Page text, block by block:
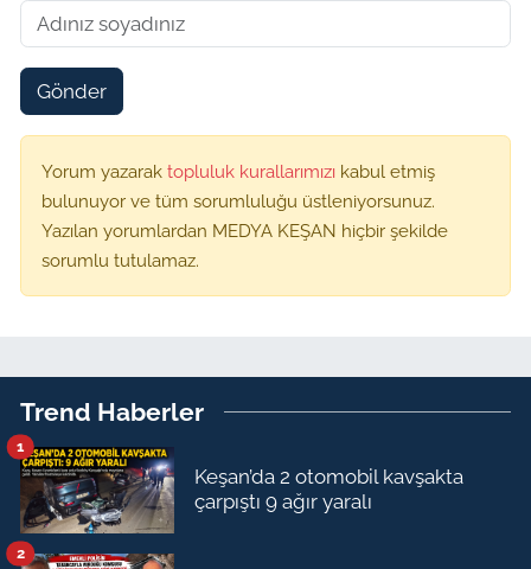
Gönder
Yorum yazarak topluluk kurallarımızı kabul etmiş
bulunuyor ve tüm sorumluluğu üstleniyorsunuz.
Yazılan yorumlardan MEDYA KEŞAN hiçbir şekilde
sorumlu tutulamaz.
Trend Haberler
Keşan’da 2 otomobil kavşakta
çarpıştı 9 ağır yaralı
1
2